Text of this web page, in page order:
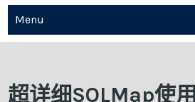
Menu
超详细SQLMap使